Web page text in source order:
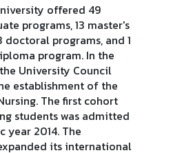
offered 49
programs, 13 master's
doctoral programs, and 1
program. In the
University Council
establishment of the
The first cohort
students was admitted
year 2014. The
its international